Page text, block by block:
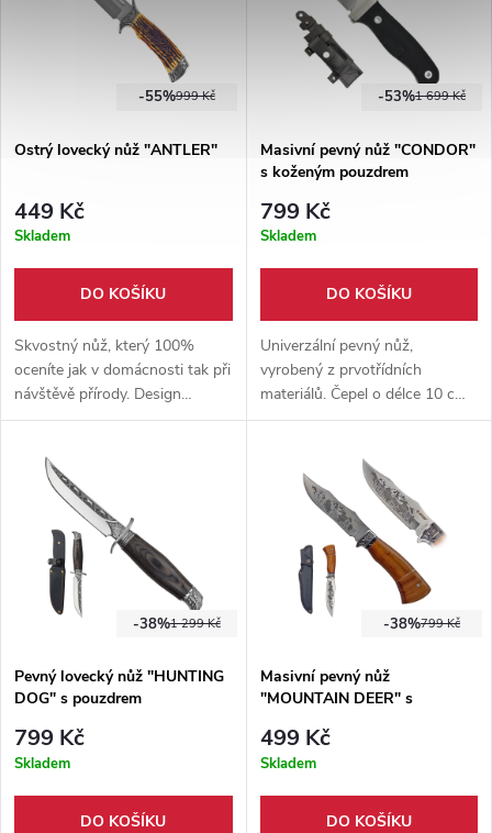
999 Kč
-55%
Ostrý lovecký nůž "ANTLER"
449 Kč
Skladem
DO KOŠÍKU
Skvostný nůž, který 100%
oceníte jak v domácnosti tak při
návštěvě přírody. Design
rukojeti simuluje jelení paroh.
1 699 Kč
-53%
Masivní pevný nůž "CONDOR"
s koženým pouzdrem
799 Kč
Skladem
DO KOŠÍKU
Univerzální pevný nůž,
vyrobený z prvotřídních
materiálů. Čepel o délce 10 cm
z nerezové oceli 3cr13. Rukojeť
Kožené pouzdro na opasek.
1 299 Kč
-38%
Pevný lovecký nůž "HUNTING
DOG" s pouzdrem
799 Kč
Skladem
DO KOŠÍKU
799 Kč
-38%
Masivní pevný nůž
"MOUNTAIN DEER" s
499 Kč
Skladem
DO KOŠÍKU